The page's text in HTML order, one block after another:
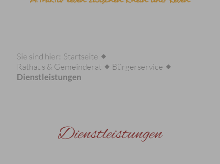
Sie sind hier: Startseite
Rathaus & Gemeinderat
Bürgerservice
Dienstleistungen
Dienstleistungen